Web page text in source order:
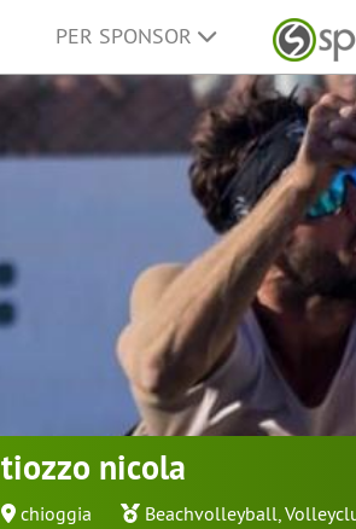
PER SPONSOR
tiozzo nicola
chioggia Beachvolleyball,